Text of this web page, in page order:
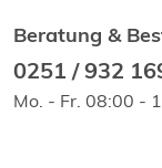
Beratung &
0251 / 932
Mo. - Fr. 08:00 -